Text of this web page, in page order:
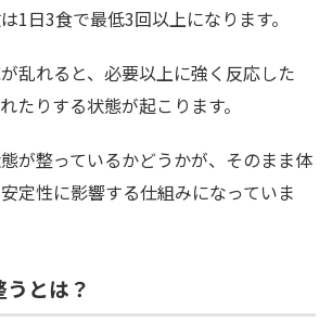
1日3食で最低3回以上になります。
乱れると、必要以上に強く反応した
たりする状態が起こります。
が整っているかどうかが、そのまま体
定性に影響する仕組みになっていま
とは？